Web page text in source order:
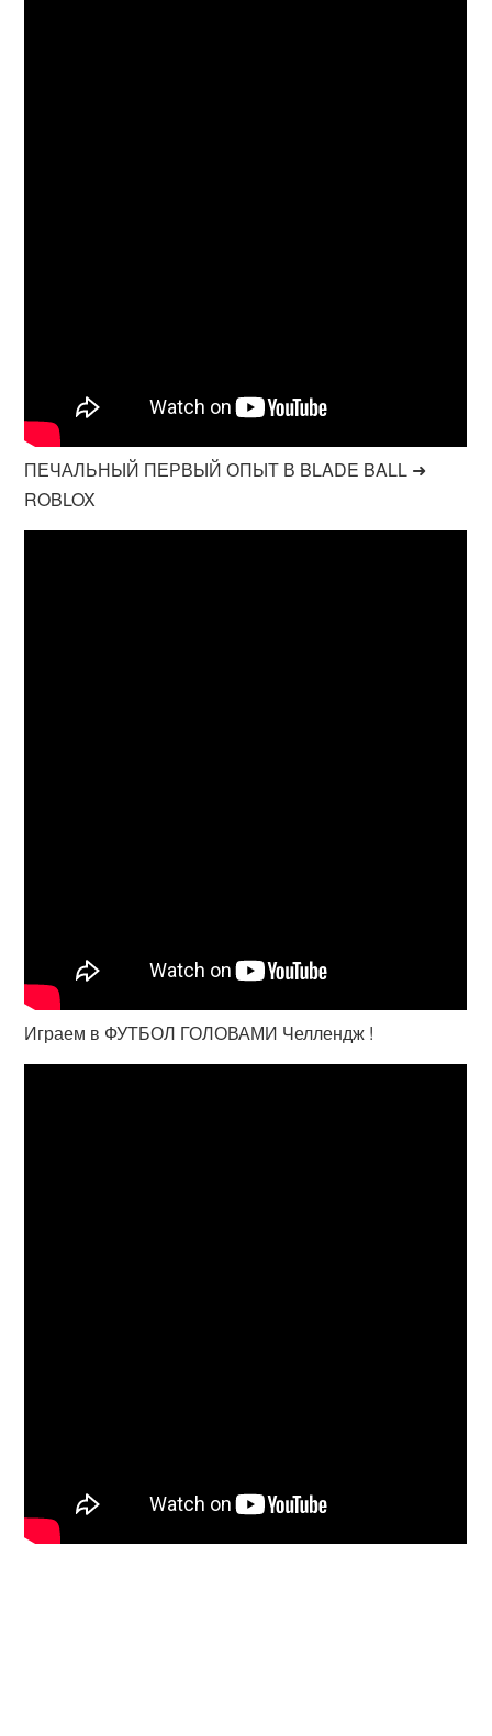
ПЕЧАЛЬНЫЙ ПЕРВЫЙ ОПЫТ В BLADE BALL ➜
ROBLOX
Играем в ФУТБОЛ ГОЛОВАМИ Челлендж !